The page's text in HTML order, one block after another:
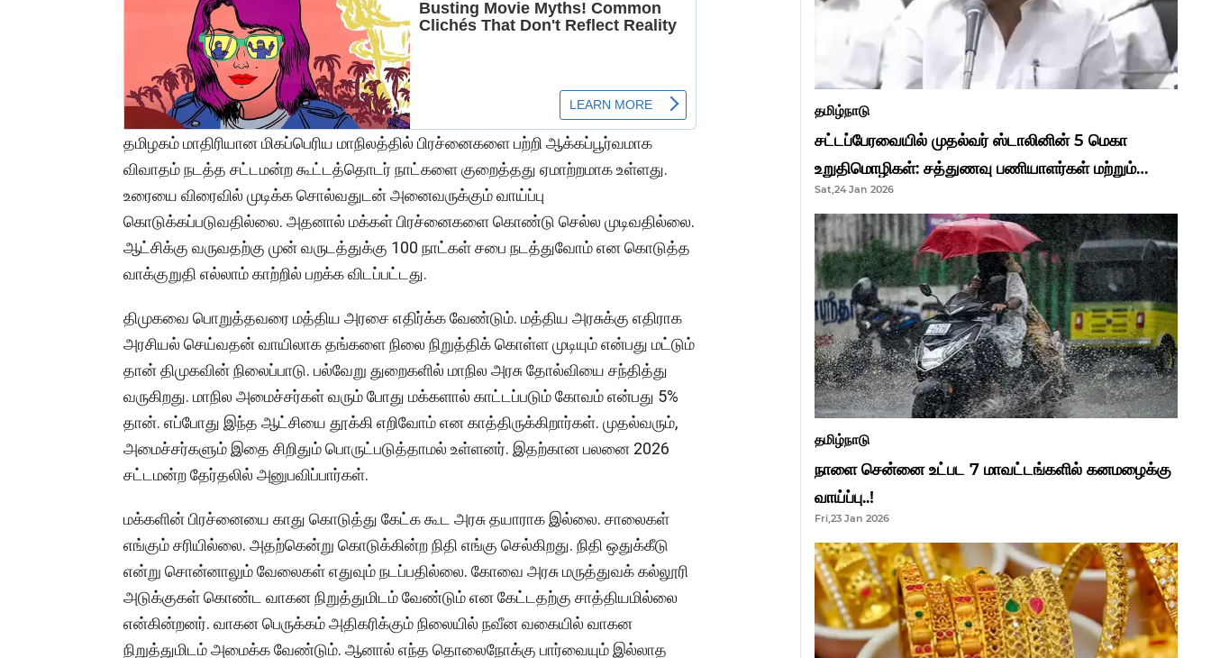
தமிழகம் மாதிரியான மிகப்பெரிய மாநிலத்தில் பிரச்னைகளை பற்றி ஆக்கப்பூர்வமாக
விவாதம் நடத்த சட்டமன்ற கூட்டத்தொடர் நாட்களை குறைத்தது ஏமாற்றமாக உள்ளது.
உரையை விரைவில் முடிக்க சொல்வதுடன் அனைவருக்கும் வாய்ப்பு
கொடுக்கப்படுவதில்லை. அதனால் மக்கள் பிரச்னைகளை கொண்டு செல்ல முடிவதில்லை.
ஆட்சிக்கு வருவதற்கு முன் வருடத்துக்கு 100 நாட்கள் சபை நடத்துவோம் என கொடுத்த
வாக்குறுதி எல்லாம் காற்றில் பறக்க விடப்பட்டது.
திமுகவை பொறுத்தவரை மத்திய அரசை எதிர்க்க வேண்டும். மத்திய அரசுக்கு எதிராக
அரசியல் செய்வதன் வாயிலாக தங்களை நிலை நிறுத்திக் கொள்ள முடியும் என்பது மட்டும்
தான் திமுகவின் நிலைப்பாடு. பல்வேறு துறைகளில் மாநில அரசு தோல்வியை சந்தித்து
வருகிறது. மாநில அமைச்சர்கள் வரும் போது மக்களால் காட்டப்படும் கோவம் என்பது 5%
தான். எப்போது இந்த ஆட்சியை தூக்கி எறிவோம் என காத்திருக்கிறார்கள். முதல்வரும்,
அமைச்சர்களும் இதை சிறிதும் பொருட்படுத்தாமல் உள்ளனர். இதற்கான பலனை 2026
சட்டமன்ற தேர்தலில் அனுபவிப்பார்கள்.
மக்களின் பிரச்னையை காது கொடுத்து கேட்க கூட அரசு தயாராக இல்லை. சாலைகள்
எங்கும் சரியில்லை. அதற்கென்று கொடுக்கின்ற நிதி எங்கு செல்கிறது. நிதி ஒதுக்கீடு
என்று சொன்னாலும் வேலைகள் எதுவும் நடப்பதில்லை. கோவை அரசு மருத்துவக் கல்லூரி
அடுக்குகள் கொண்ட வாகன நிறுத்துமிடம் வேண்டும் என கேட்டதற்கு சாத்தியமில்லை
என்கின்றனர். வாகன பெருக்கம் அதிகரிக்கும் நிலையில் நவீன வகையில் வாகன
நிறுத்துமிடம் அமைக்க வேண்டும். ஆனால் எந்த தொலைநோக்கு பார்வையும் இல்லாத
தமிழ்நாடு
சட்டப்பேரவையில் முதல்வர் ஸ்டாலினின் 5 மெகா
உறுதிமொழிகள்: சத்துணவு பணியாளர்கள் மற்றும்
ஆசிரியர்களுக்கு ஜாக்பாட்!
Sat,24 Jan 2026
தமிழ்நாடு
நாளை சென்னை உட்பட 7 மாவட்டங்களில் கனமழைக்கு
வாய்ப்பு..!
Fri,23 Jan 2026